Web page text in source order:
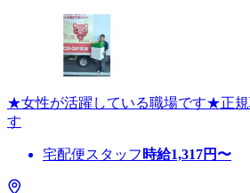
★女性が活躍している職場です★正規
す
宅配便スタッフ 時給1,317円〜